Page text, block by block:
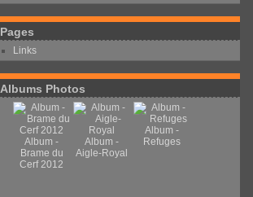
Pages
Links
Albums Photos
Album -
Brame du
Cerf 2012
Album -
Aigle-Royal
Album -
Refuges